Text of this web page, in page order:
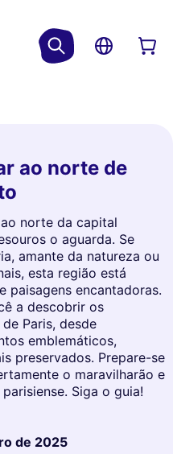
ao norte de
norte da capital
o aguarda. Se
amante da natureza ou
esta região está
paisagens encantadoras.
a descobrir os
Paris, desde
emblemáticos,
preservados. Prepare-se
o maravilharão e
Siga o guia!
de 2025